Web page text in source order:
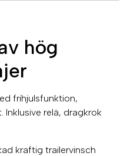
hög
frihjulsfunktion,
relä, dragkrok
kraftig trailervinsch